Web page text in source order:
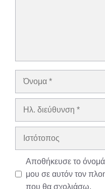
Όνομα
Ηλ.
Ιστότοπος
Αποθήκευσε το
μου σε αυτόν τον
που θα σχολιάσω.